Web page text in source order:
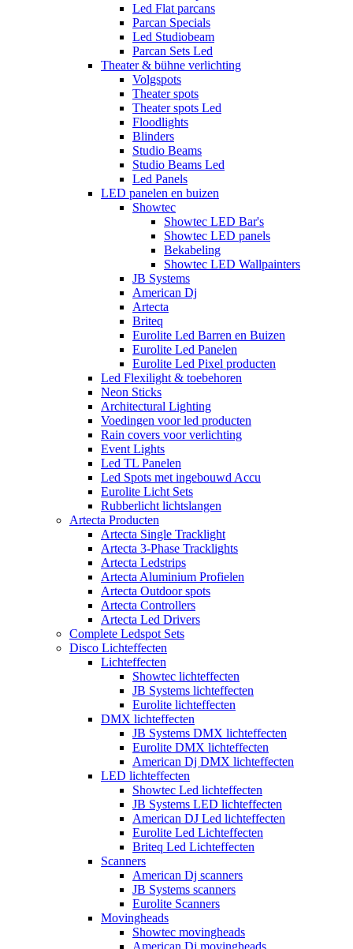
Led Flat parcans
Parcan Specials
Led Studiobeam
Parcan Sets Led
Theater & bühne verlichting
Volgspots
Theater spots
Theater spots Led
Floodlights
Blinders
Studio Beams
Studio Beams Led
Led Panels
LED panelen en buizen
Showtec
Showtec LED Bar's
Showtec LED panels
Bekabeling
Showtec LED Wallpainters
JB Systems
American Dj
Artecta
Briteq
Eurolite Led Barren en Buizen
Eurolite Led Panelen
Eurolite Led Pixel producten
Led Flexilight & toebehoren
Neon Sticks
Architectural Lighting
Voedingen voor led producten
Rain covers voor verlichting
Event Lights
Led TL Panelen
Led Spots met ingebouwd Accu
Eurolite Licht Sets
Rubberlicht lichtslangen
Artecta Producten
Artecta Single Tracklight
Artecta 3-Phase Tracklights
Artecta Ledstrips
Artecta Aluminium Profielen
Artecta Outdoor spots
Artecta Controllers
Artecta Led Drivers
Complete Ledspot Sets
Disco Lichteffecten
Lichteffecten
Showtec lichteffecten
JB Systems lichteffecten
Eurolite lichteffecten
DMX lichteffecten
JB Systems DMX lichteffecten
Eurolite DMX lichteffecten
American Dj DMX lichteffecten
LED lichteffecten
Showtec Led lichteffecten
JB Systems LED lichteffecten
American DJ Led lichteffecten
Eurolite Led Lichteffecten
Briteq Led Lichteffecten
Scanners
American Dj scanners
JB Systems scanners
Eurolite Scanners
Movingheads
Showtec movingheads
American Dj movingheads